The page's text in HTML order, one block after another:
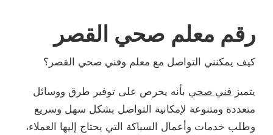
رقم معلم صحي القصر
كيف يمكنني التواصل مع معلم وفني صحي القصر؟
يتميز فني صحي بأنه يحرص على توفير طرق ووسائل
متعددة ومتنوعة لإمكانية التواصل بشكل سهل وسريع
وطلب خدمات وأعمال السباكة التي يحتاج إليها العملاء،